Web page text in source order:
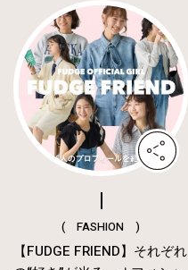
( FASHION )
【FUDGE FRIEND】それぞれ